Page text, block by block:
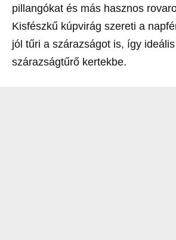
pillangókat és más hasznos
Kisfészkű kúpvirág szereti a
jól tűri a szárazságot is, így
szárazságtűrő kertekbe.